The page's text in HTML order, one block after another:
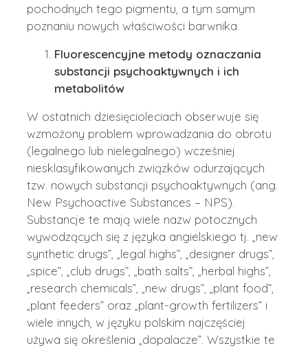
pochodnych tego pigmentu, a tym samym
poznaniu nowych właściwości barwnika.
Fluorescencyjne metody oznaczania
substancji psychoaktywnych i ich
metabolitów
W ostatnich dziesięcioleciach obserwuje się
wzmożony problem wprowadzania do obrotu
(legalnego lub nielegalnego) wcześniej
niesklasyfikowanych związków odurzających
tzw. nowych substancji psychoaktywnych (ang.
New Psychoactive Substances – NPS).
Substancje te mają wiele nazw potocznych
wywodzących się z języka angielskiego tj. „new
synthetic drugs”, „legal highs”, „designer drugs”,
„spice”, „club drugs”, „bath salts”, „herbal highs”,
„research chemicals”, „new drugs”, „plant food”,
„plant feeders” oraz „plant-growth fertilizers” i
wiele innych, w języku polskim najczęściej
używa się określenia „dopalacze”. Wszystkie te